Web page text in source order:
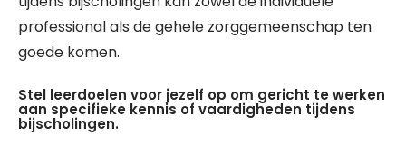
professional als de gehele zorggemeenschap ten
goede komen.
Stel leerdoelen voor jezelf op om gericht te werken
aan specifieke kennis of vaardigheden tijdens
bijscholingen.